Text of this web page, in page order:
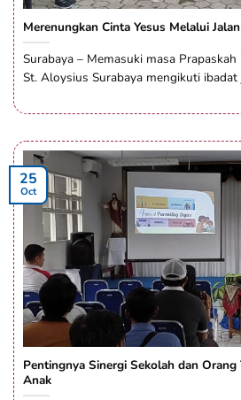
Merenungkan Cinta Yesus Melalui
Surabaya – Memasuki masa
St. Aloysius Surabaya mengikuti ibadat
Pentingnya Sinergi Sekolah dan
Anak
25
Oct